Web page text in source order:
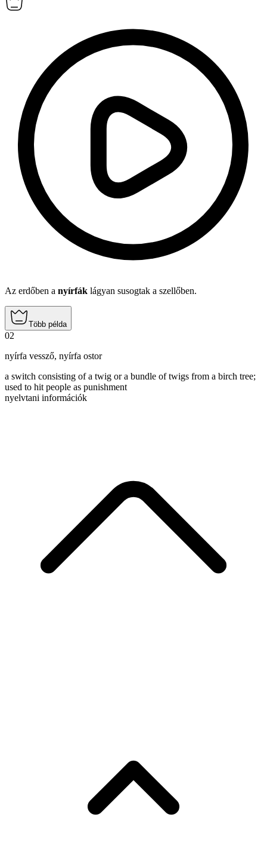
Az erdőben a nyírfák lágyan susogtak a szellőben.
Több példa
02
nyírfa vessző, nyírfa ostor
a switch consisting of a twig or a bundle of twigs from a birch tree;
used to hit people as punishment
nyelvtani információk